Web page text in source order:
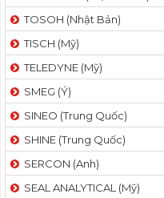
TOSOH (Nhật Bản)
TISCH (Mỹ)
TELEDYNE (Mỹ)
SMEG (Ý)
SINEO (Trung Quốc)
SHINE (Trung Quốc)
SERCON (Anh)
SEAL ANALYTICAL (Mỹ)